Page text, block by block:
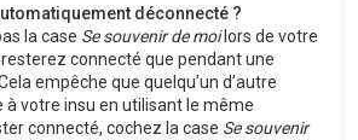
déconnecté ?
la case Se souvenir de moilors de votre
connecté que pendant une
empêche que quelqu’un d’autre
votre insu en utilisant le même
connecté, cochez la case Se souvenir